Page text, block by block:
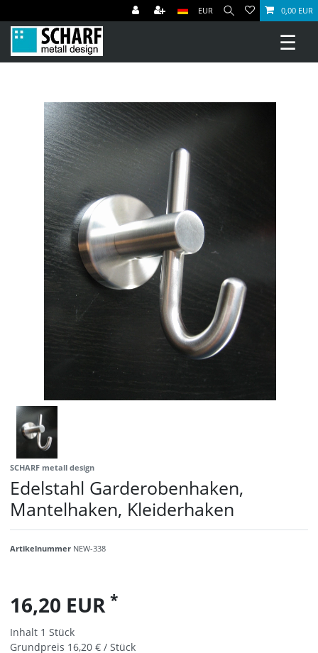
EUR 0,00 EUR
☰
SCHARF metall design
Edelstahl Garderobenhaken,
Mantelhaken, Kleiderhaken
Artikelnummer NEW-338
16,20 EUR *
Inhalt 1 Stück
Grundpreis 16,20 € / Stück